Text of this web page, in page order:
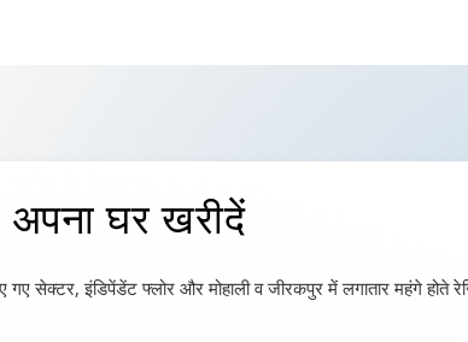
घर खरीदें
सेक्टर, इंडिपेंडेंट फ्लोर और मोहाली व जीरकपुर में लगातार महंगे होते